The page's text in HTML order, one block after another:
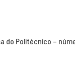
do Politécnico –